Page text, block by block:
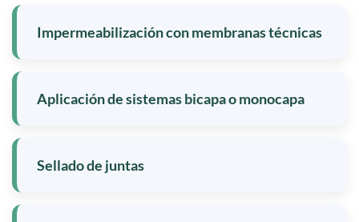
Impermeabilización con membranas técnicas
Aplicación de sistemas bicapa o monocapa
Sellado de juntas